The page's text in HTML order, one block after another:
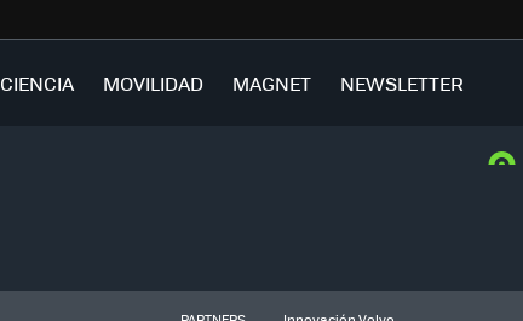
CIENCIA MOVILIDAD MAGNET NEWSLETTER